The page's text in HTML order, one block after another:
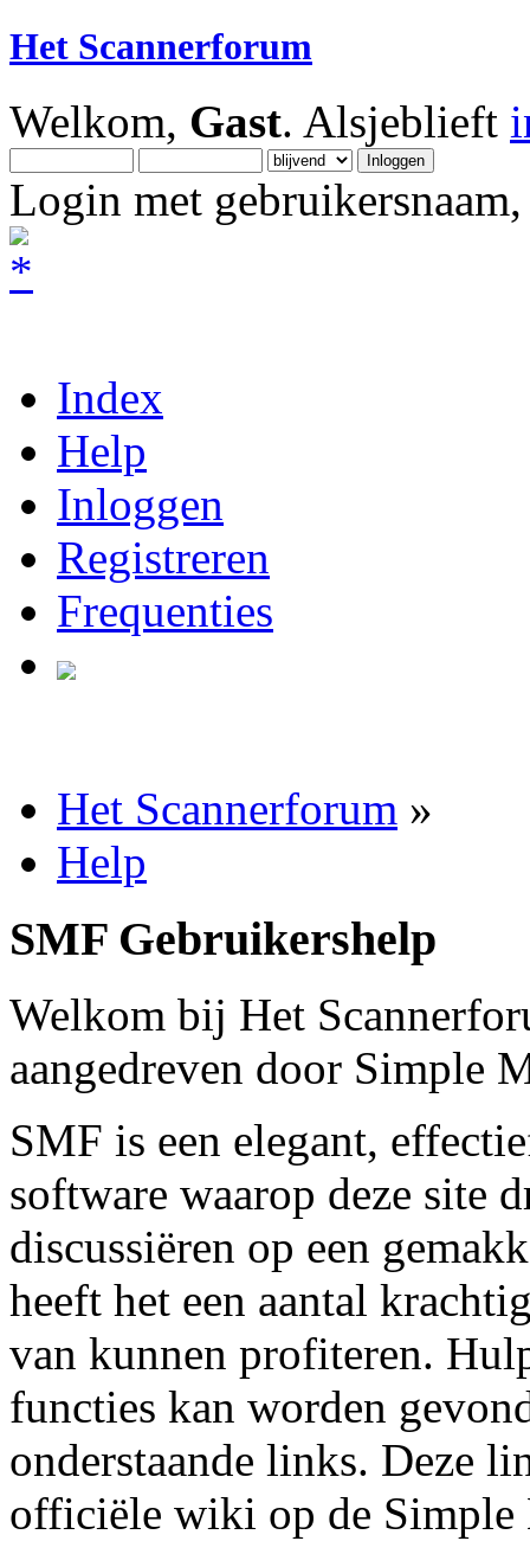
Het Scannerforum
Welkom, Gast. Alsjeblieft
Login met
Index
Help
Inloggen
Registreren
Frequenties
Het Scannerforum »
Help
SMF Gebruikershelp
Welkom bij Het
aangedreven door Simple
SMF is een elegant,
software waarop deze site
discussiëren op een
heeft het een aantal
van kunnen profiteren.
functies kan worden
onderstaande links. Deze
officiële wiki op de Simple